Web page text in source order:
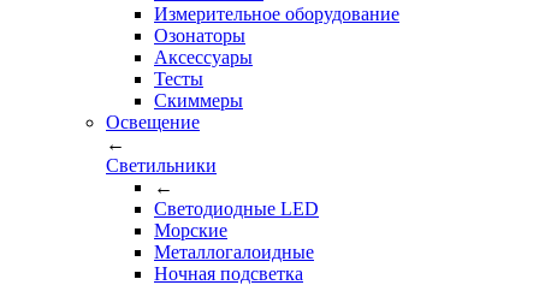
Измерительное оборудование
Озонаторы
Аксессуары
Тесты
Cкиммеры
Освещение
←
Светильники
←
Cветодиодные LED
Морские
Металлогалоидные
Ночная подсветка